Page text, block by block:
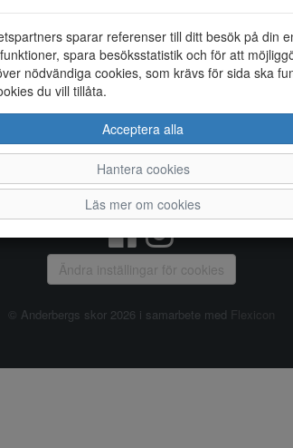
sparar referenser till ditt besök på din
spara besöksstatistik och för att
nödvändiga cookies, som krävs för sida ska
du vill tillåta.
Acceptera alla
Hantera cookies
Läs mer om cookies
Ändra inställingar för cookies
© Anderbergs skor 2026 i samarbete med Flexicon